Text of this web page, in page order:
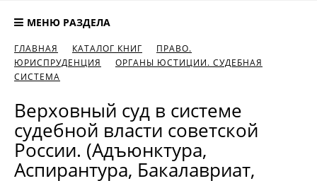
МЕНЮ РАЗДЕЛА
ГЛАВНАЯ КАТАЛОГ КНИГ
ПРАВО.
ЮРИСПРУДЕНЦИЯ
ОРГАНЫ ЮСТИЦИИ. СУДЕБНАЯ
СИСТЕМА
Верховный суд в системе
судебной власти советской
России. (Адъюнктура,
Аспирантура, Бакалавриат,